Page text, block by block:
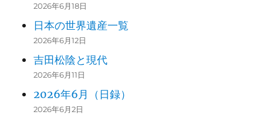
2026年6月18日
日本の世界遺産一覧
2026年6月12日
吉田松陰と現代
2026年6月11日
2026年6月（日録）
2026年6月2日